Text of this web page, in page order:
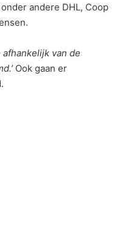
andere DHL, Coop
van de
Ook gaan er